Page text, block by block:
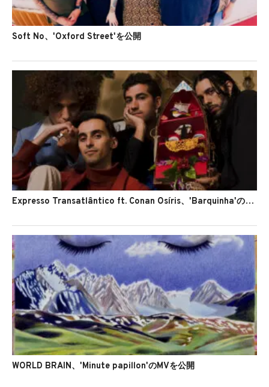
Soft No、'Oxford Street'を公開
Expresso Transatlântico ft. Conan Osíris、'Barquinha'のMVを公開
WORLD BRAIN、'Minute papillon'のMVを公開